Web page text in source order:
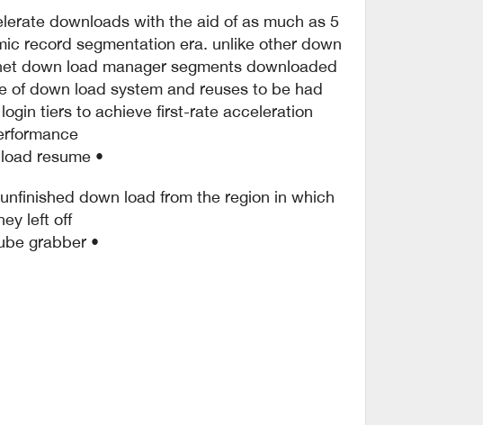
downloads with the aid of as much as 5
record segmentation era. unlike other down
down load manager segments downloaded
down load system and reuses to be had
tiers to achieve first-rate acceleration
• download resume.
down load from the region in which
left off.
• youtube grabber.